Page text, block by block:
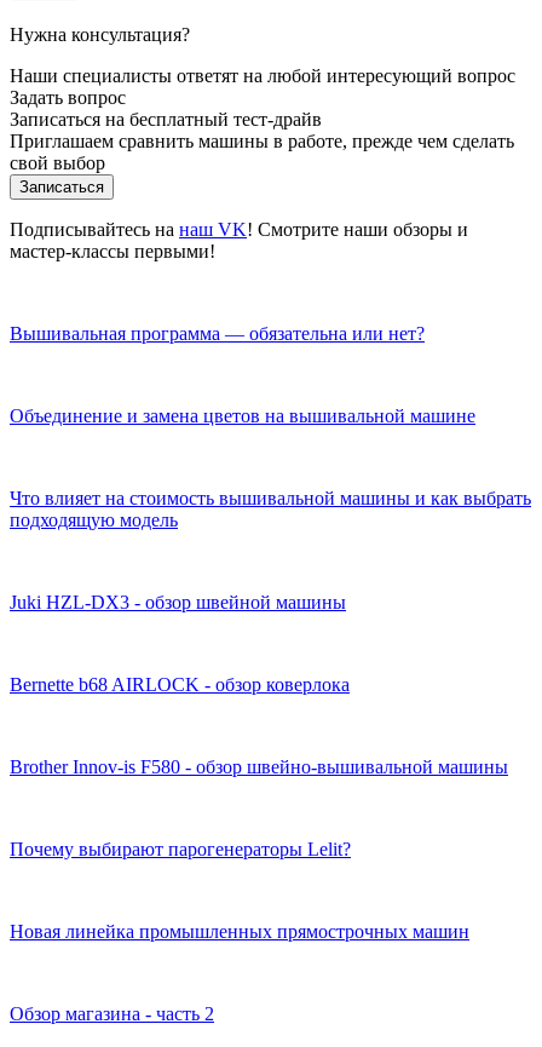
Нужна консультация?
Наши специалисты ответят на любой интересующий вопрос
Задать вопрос
Записаться на бесплатный тест-драйв
Приглашаем сравнить машины в работе, прежде чем сделать
свой выбор
Записаться
Подписывайтесь на наш VK! Смотрите наши обзоры и
мастер-классы первыми!
Вышивальная программа — обязательна или нет?
Объединение и замена цветов на вышивальной машине
Что влияет на стоимость вышивальной машины и как выбрать
подходящую модель
Juki HZL-DX3 - обзор швейной машины
Bernette b68 AIRLOCK - обзор коверлока
Brother Innov-is F580 - обзор швейно-вышивальной машины
Почему выбирают парогенераторы Lelit?
Новая линейка промышленных прямострочных машин
Обзор магазина - часть 2